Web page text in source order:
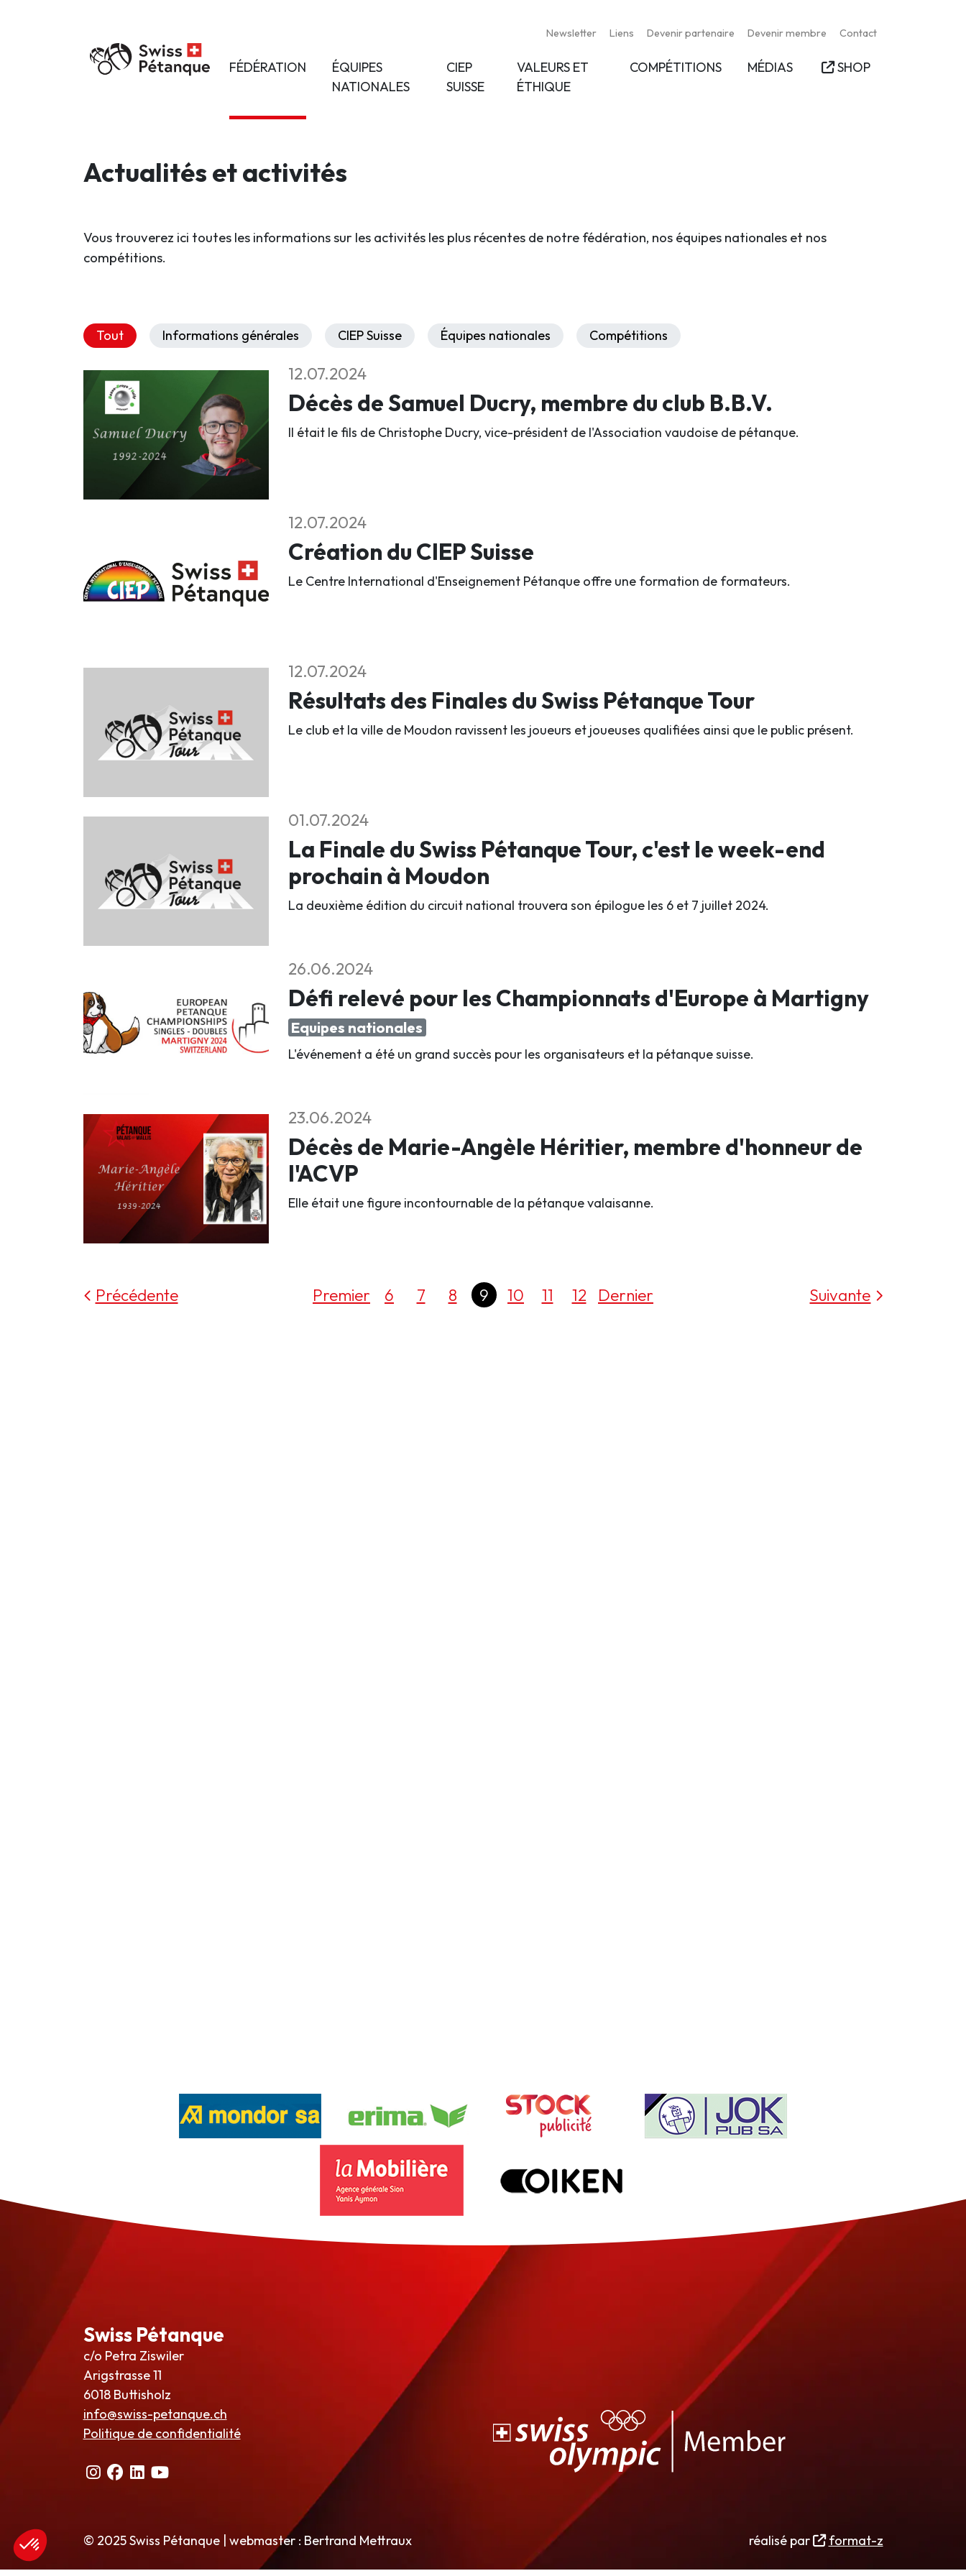
Newsletter Liens Devenir partenaire Devenir membre Contact
FÉDÉRATION
ÉQUIPES
NATIONALES
CIEP
SUISSE
VALEURS ET
ÉTHIQUE
COMPÉTITIONS MÉDIAS SHOP
Actualités et activités
Vous trouverez ici toutes les informations sur les activités les plus récentes de notre fédération, nos équipes nationales et nos
compétitions.
Tout Informations générales CIEP Suisse Équipes nationales Compétitions
12.07.2024
Décès de Samuel Ducry, membre du club B.B.V.
Il était le fils de Christophe Ducry, vice-président de l'Association vaudoise de pétanque.
12.07.2024
Création du CIEP Suisse
Le Centre International d'Enseignement Pétanque offre une formation de formateurs.
12.07.2024
Résultats des Finales du Swiss Pétanque Tour
Le club et la ville de Moudon ravissent les joueurs et joueuses qualifiées ainsi que le public présent.
01.07.2024
La Finale du Swiss Pétanque Tour, c'est le week-end
prochain à Moudon
La deuxième édition du circuit national trouvera son épilogue les 6 et 7 juillet 2024.
26.06.2024
Défi relevé pour les Championnats d'Europe à Martigny
Equipes nationales
L'événement a été un grand succès pour les organisateurs et la pétanque suisse.
23.06.2024
Décès de Marie-Angèle Héritier, membre d'honneur de
l'ACVP
Elle était une figure incontournable de la pétanque valaisanne.
Précédente Premier 6 7 8 9 10 11 12 Dernier Suivante
Swiss Pétanque
c/o Petra Ziswiler
Arigstrasse 11
6018 Buttisholz
info@swiss-petanque.ch
Politique de confidentialité
© 2025 Swiss Pétanque | webmaster : Bertrand Mettraux réalisé par format-z